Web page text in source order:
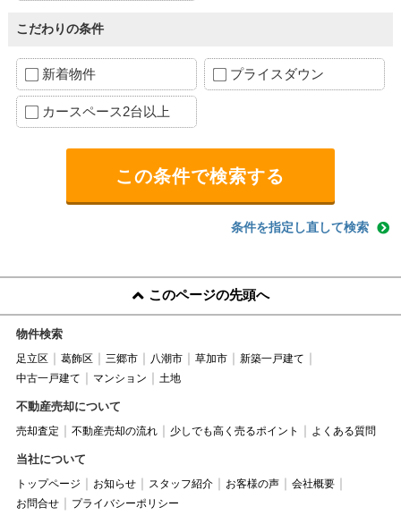
こだわりの条件
新着物件 プライスダウン
カースペース2台以上
条件を指定し直して検索
このページの先頭へ
物件検索
足立区 葛飾区 三郷市 八潮市 草加市
新築一戸建て
中古一戸建て
マンション 土地
不動産売却について
売却査定 不動産売却の流れ 少しでも高く売るポイント よくある質問
当社について
トップページ お知らせ スタッフ紹介 お客様の声
会社概要
お問合せ
プライバシーポリシー